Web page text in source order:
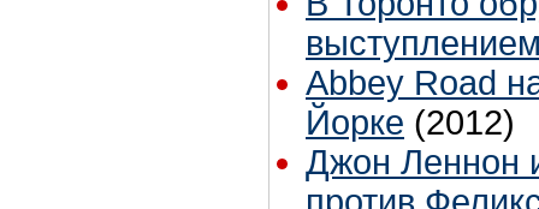
Abbey Road
Йорке (2012)
Джон Леннон